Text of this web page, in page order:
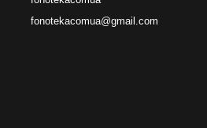
fonotekacomua@gmail.com